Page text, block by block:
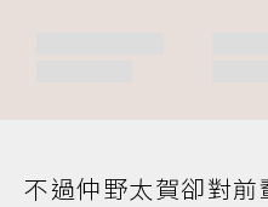
不過仲野太賀卻對